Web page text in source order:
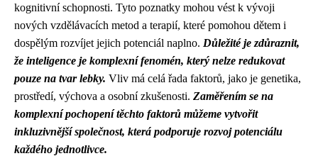
kognitivní schopnosti. Tyto poznatky mohou vést k vývoji
nových vzdělávacích metod a terapií, které pomohou dětem i
dospělým rozvíjet jejich potenciál naplno. Důležité je zdůraznit,
že inteligence je komplexní fenomén, který nelze redukovat
pouze na tvar lebky. Vliv má celá řada faktorů, jako je genetika,
prostředí, výchova a osobní zkušenosti. Zaměřením se na
komplexní pochopení těchto faktorů můžeme vytvořit
inkluzivnější společnost, která podporuje rozvoj potenciálu
každého jednotlivce.